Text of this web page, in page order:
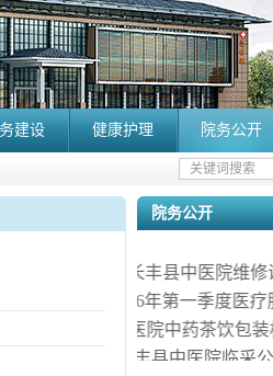
建设 健康护理 院务公开
院务公开
长丰县中医院维修
长丰县中医院2026年第一季度医疗
长丰县中医院中药茶饮包
长丰县中医院临采